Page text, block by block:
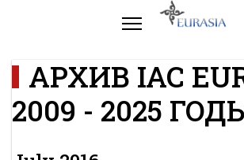
АРХИВ IAC
2009 - 2025